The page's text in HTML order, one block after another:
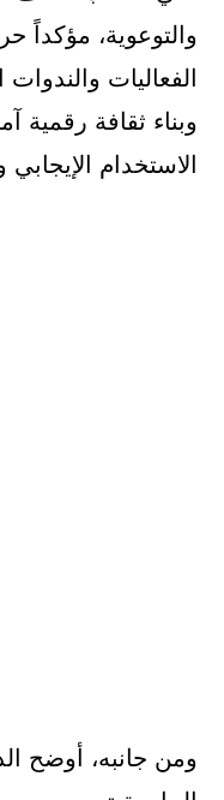
والتوعوية، مؤكداً
الفعاليات
وبناء ثقافة رقمية
الاستخدام
ومن جانبه، أوضح